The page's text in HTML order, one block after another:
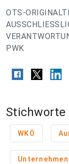
OTS-
PWK
Stichworte
WKÖ
Unternehmen